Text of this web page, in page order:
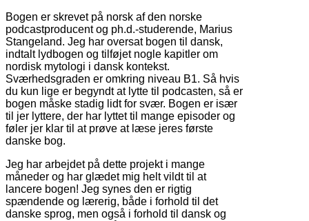
Bogen er skrevet på norsk af den norske
podcastproducent og ph.d.-studerende, Marius
Stangeland. Jeg har oversat bogen til dansk,
indtalt lydbogen og tilføjet nogle kapitler om
nordisk mytologi i dansk kontekst.
Sværhedsgraden er omkring niveau B1. Så hvis
du kun lige er begyndt at lytte til podcasten, så er
bogen måske stadig lidt for svær. Bogen er især
til jer lyttere, der har lyttet til mange episoder og
føler jer klar til at prøve at læse jeres første
danske bog.
Jeg har arbejdet på dette projekt i mange
måneder og har glædet mig helt vildt til at
lancere bogen! Jeg synes den er rigtig
spændende og lærerig, både i forhold til det
danske sprog, men også i forhold til dansk og